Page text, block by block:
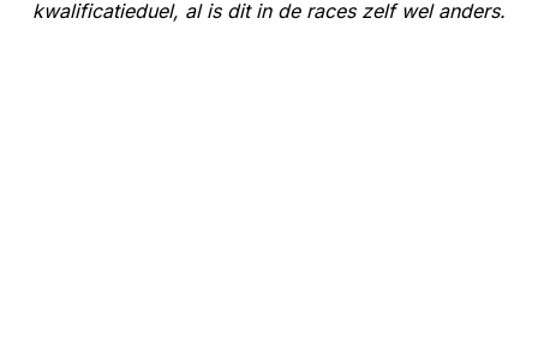
kwalificatieduel, al is dit in de races zelf wel anders.